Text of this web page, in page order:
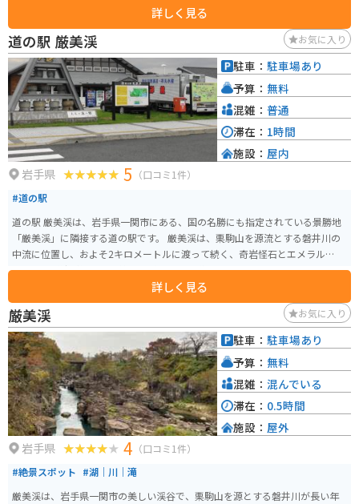
て、多くの観光客で賑わいます。また、岩手県産のブランド米「ひとめぼれ」
を使ったおにぎりや、地元産のそば粉を使った手打ちそばなど、地元の味が
楽しめるのも魅力です。 バイクで訪れる際には、道の駅 みずさわは休憩場所
としても最適です。駐車場も広く、トイレも完備されているので、安心して
休むことができます。周辺には、岩手県屈指の景勝地である猊鼻渓や、歴史
を感じさせる平泉などの観光スポットも点在しており、ツーリングの拠点と
してもおすすめです。
詳しく見る
道の駅 厳美渓 お気に入り
岩手県 5 （口コミ1件）
#道の駅
道の駅 厳美渓は、岩手県一関市にある、国の名勝にも指定されている景勝地
「厳美渓」に隣接する道の駅です。 厳美渓は、栗駒山を源流とする磐井川の
中流に位置し、およそ2キロメートルに渡って続く、奇岩怪石とエメラルドグ
リーンの渓流が織りなす美しい渓谷です。 道の駅には、地元の特産品を販売
するショップやレストランがあり、岩手県や一関市の味覚を楽しむことがで
きます。特に、地元産のそば粉を使った手打ちそばや、新鮮な野菜を使った
料理がおすすめです。 また、厳美渓の雄大な景色を眺めながら、ゆったりと
くつろげる休憩スペースも用意されています。 バイクで訪れる際は、道の駅
に隣接する無料駐車場を利用できます。厳美渓周辺には、見どころが点在し
ているので、バイクでのツーリングにも最適なエリアです。 厳美渓を訪れた
際には、ぜひ道の駅 厳美渓にも立ち寄ってみてください。
詳しく見る
駐車： 駐車場あり
予算： 無料
混雑： 普通
滞在： 1時間
施設： 屋内
厳美渓 お気に入り
岩手県 4 （口コミ1件）
#絶景スポット #湖｜川｜滝
厳美渓は、岩手県一関市の美しい渓谷で、栗駒山を源とする磐井川が長い年
駐車： 駐車場あり
予算： 無料
混雑： 混んでいる
滞在： 0.5時間
施設： 屋外